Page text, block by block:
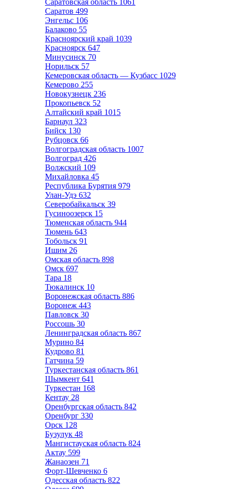
Саратовская область 1061
Саратов 499
Энгельс 106
Балаково 55
Красноярский край 1039
Красноярск 647
Минусинск 70
Норильск 57
Кемеровская область — Кузбасс 1029
Кемерово 255
Новокузнецк 236
Прокопьевск 52
Алтайский край 1015
Барнаул 323
Бийск 130
Рубцовск 66
Волгоградская область 1007
Волгоград 426
Волжский 109
Михайловка 45
Республика Бурятия 979
Улан-Удэ 632
Северобайкальск 39
Гусиноозерск 15
Тюменская область 944
Тюмень 643
Тобольск 91
Ишим 26
Омская область 898
Омск 697
Тара 18
Тюкалинск 10
Воронежская область 886
Воронеж 443
Павловск 30
Россошь 30
Ленинградская область 867
Мурино 84
Кудрово 81
Гатчина 59
Туркестанская область 861
Шымкент 641
Туркестан 168
Кентау 28
Оренбургская область 842
Оренбург 330
Орск 128
Бузулук 48
Мангистауская область 824
Актау 599
Жанаозен 71
Форт-Шевченко 6
Одесская область 822